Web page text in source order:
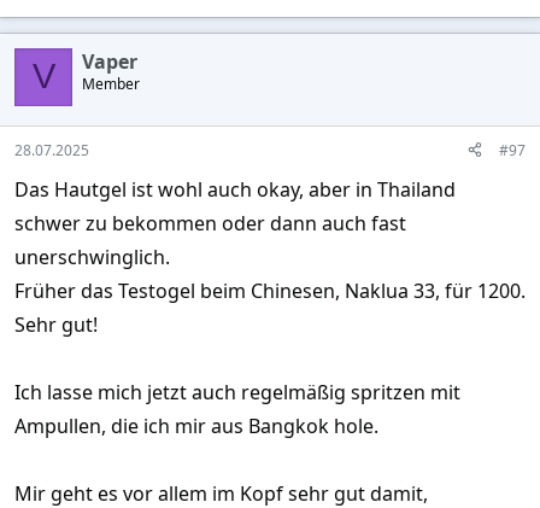
V Vaper
Member
28.07.2025 #97
Das Hautgel ist wohl auch okay, aber in Thailand
schwer zu bekommen oder dann auch fast
unerschwinglich.
Früher das Testogel beim Chinesen, Naklua 33, für 1200.
Sehr gut!
Ich lasse mich jetzt auch regelmäßig spritzen mit
Ampullen, die ich mir aus Bangkok hole.
Mir geht es vor allem im Kopf sehr gut damit,